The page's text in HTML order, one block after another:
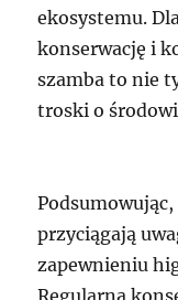
ekosystemu.
konserwację i
szamba to nie
troski o
przyciągają
zapewnieniu